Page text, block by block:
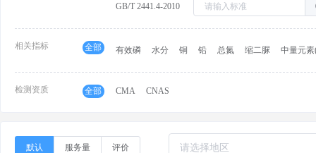
GB/T 2441.4-2010
相关指标 全部 有效磷 水分 铜 铅 总氮 缩二脲 中量元
检测资质 全部 CMA CNAS
默认 服务量 评价